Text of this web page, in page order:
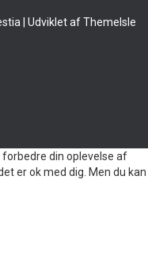
| Udviklet afThemeIsle
din oplevelse af
er ok med dig. Men du kan